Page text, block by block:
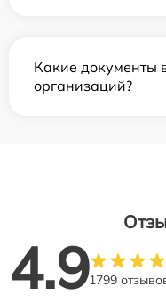
Какие документы
организаций?
4.91799